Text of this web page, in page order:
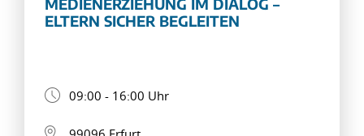
ELTERN SICHER BEGLEITEN
09:00 - 16:00 Uhr